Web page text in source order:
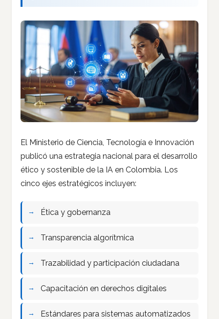
El Ministerio de Ciencia, Tecnología e Innovación
publicó una estrategia nacional para el desarrollo
ético y sostenible de la IA en Colombia. Los
cinco ejes estratégicos incluyen:
Ética y gobernanza
Transparencia algorítmica
Trazabilidad y participación ciudadana
Capacitación en derechos digitales
Estándares para sistemas automatizados